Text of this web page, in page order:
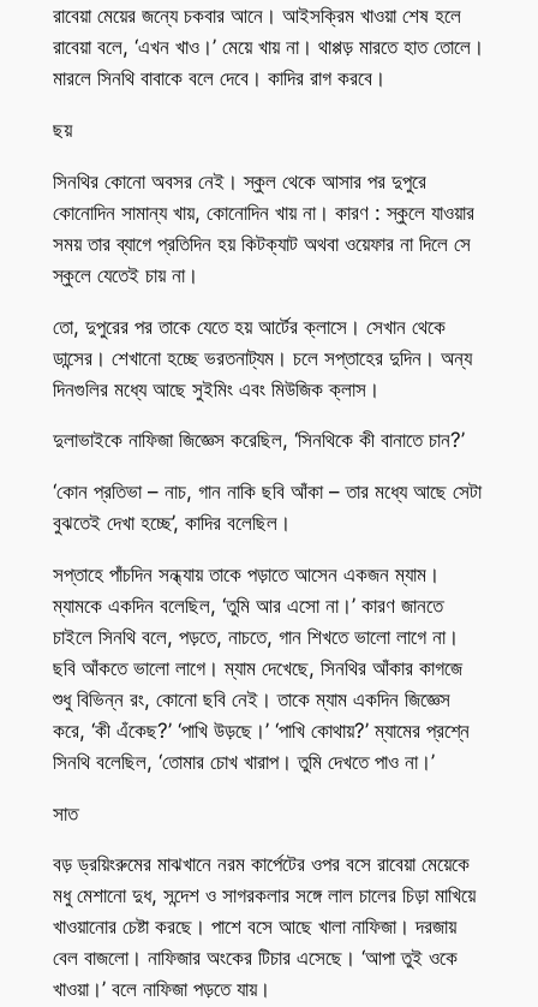
রাবেয়া মেয়ের জন্যে চকবার আনে। আইসক্রিম খাওয়া শেষ হলে
রাবেয়া বলে, ‘এখন খাও।’ মেয়ে খায় না। থাপ্পড় মারতে হাত তোলে।
মারলে সিনথি বাবাকে বলে দেবে। কাদির রাগ করবে।
ছয়
সিনথির কোনো অবসর নেই। স্কুল থেকে আসার পর দুপুরে
কোনোদিন সামান্য খায়, কোনোদিন খায় না। কারণ : স্কুলে যাওয়ার
সময় তার ব্যাগে প্রতিদিন হয় কিটক্যাট অথবা ওয়েফার না দিলে সে
স্কুলে যেতেই চায় না।
তো, দুপুরের পর তাকে যেতে হয় আর্টের ক্লাসে। সেখান থেকে
ডান্সের। শেখানো হচ্ছে ভরতনাট্যম। চলে সপ্তাহের দুদিন। অন্য
দিনগুলির মধ্যে আছে সুইমিং এবং মিউজিক ক্লাস।
দুলাভাইকে নাফিজা জিজ্ঞেস করেছিল, ‘সিনথিকে কী বানাতে চান?’
‘কোন প্রতিভা – নাচ, গান নাকি ছবি আঁকা – তার মধ্যে আছে সেটা
বুঝতেই দেখা হচ্ছে’, কাদির বলেছিল।
সপ্তাহে পাঁচদিন সন্ধ্যায় তাকে পড়াতে আসেন একজন ম্যাম।
ম্যামকে একদিন বলেছিল, ‘তুমি আর এসো না।’ কারণ জানতে
চাইলে সিনথি বলে, পড়তে, নাচতে, গান শিখতে ভালো লাগে না।
ছবি আঁকতে ভালো লাগে। ম্যাম দেখেছে, সিনথির আঁকার কাগজে
শুধু বিভিন্ন রং, কোনো ছবি নেই। তাকে ম্যাম একদিন জিজ্ঞেস
করে, ‘কী এঁকেছ?’ ‘পাখি উড়ছে।’ ‘পাখি কোথায়?’ ম্যামের প্রশ্নে
সিনথি বলেছিল, ‘তোমার চোখ খারাপ। তুমি দেখতে পাও না।’
সাত
বড় ড্রয়িংরুমের মাঝখানে নরম কার্পেটের ওপর বসে রাবেয়া মেয়েকে
মধু মেশানো দুধ, সন্দেশ ও সাগরকলার সঙ্গে লাল চালের চিড়া মাখিয়ে
খাওয়ানোর চেষ্টা করছে। পাশে বসে আছে খালা নাফিজা। দরজায়
বেল বাজলো। নাফিজার অংকের টিচার এসেছে। ‘আপা তুই ওকে
খাওয়া।’ বলে নাফিজা পড়তে যায়।